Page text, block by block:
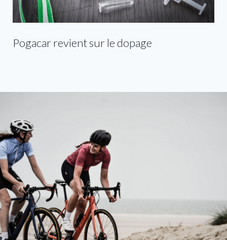
Pogacar revient sur le dopage